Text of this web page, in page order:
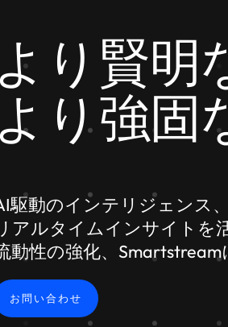
より賢明
より強固
駆動のインテリジェンス、
アルタイムインサイトを
動性の強化、
お問い合わせ